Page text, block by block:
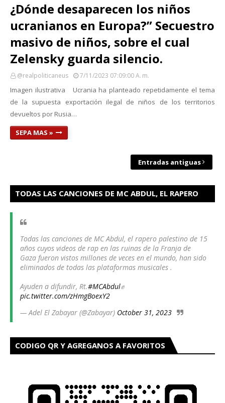
¿Dónde desaparecen los niños
ucranianos en Europa?” Secuestro
masivo de niños, sobre el cual
Zelensky guarda silencio.
@realpoliticaneus 7/11/2023 07:09:00 A. M.
Imagen ilustrativa Ucrania ha planteado repetidamente el tema
de la supuesta exportación ilegal de niños de los territorios
devueltos por Rusia…
SEPA MAS »
Entradas antiguas
TODAS LAS CANCIONES DE MC ABDUL, EL RAPERO
Todas las canciones de MC Abdul, el rapero palestino de 15
años cuyos videos de rap en las ruinas de la Franja de
Gaza fueron vistos millones de veces en el mundo, han sido
eliminados de todas las plataformas musicales .
Ayuden a difundir, Rt.#MCAbdul✊
pic.twitter.com/zHmgBoexY2
— Adel El Zabayar (@Zabayar) October 31, 2023
CODIGO QR Y AGREGANOS A FAVORITOS